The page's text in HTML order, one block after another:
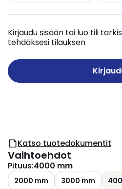
Kirjaudu sisään tai luo tili
tehdäksesi tilauksen
Katso tuotedokumentit
Vaihtoehdot
Pituus:4000 mm
2000 mm 3000 mm